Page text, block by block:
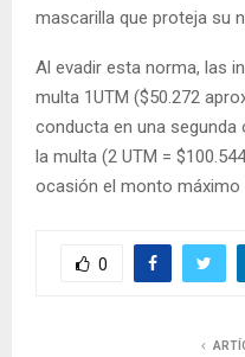
mascarilla que proteja su
Al evadir esta norma, las
multa 1UTM ($50.272
conducta en una
la multa (2 UTM =
ocasión el monto máximo
0